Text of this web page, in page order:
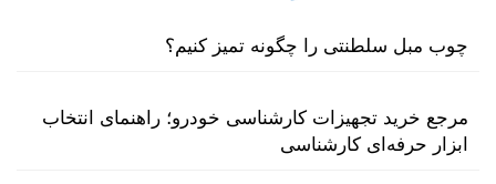
چوب مبل سلطنتی را چگونه تمیز کنیم؟
مرجع خرید تجهیزات کارشناسی خودرو؛ راهنمای انتخاب
ابزار حرفه‌ای کارشناسی